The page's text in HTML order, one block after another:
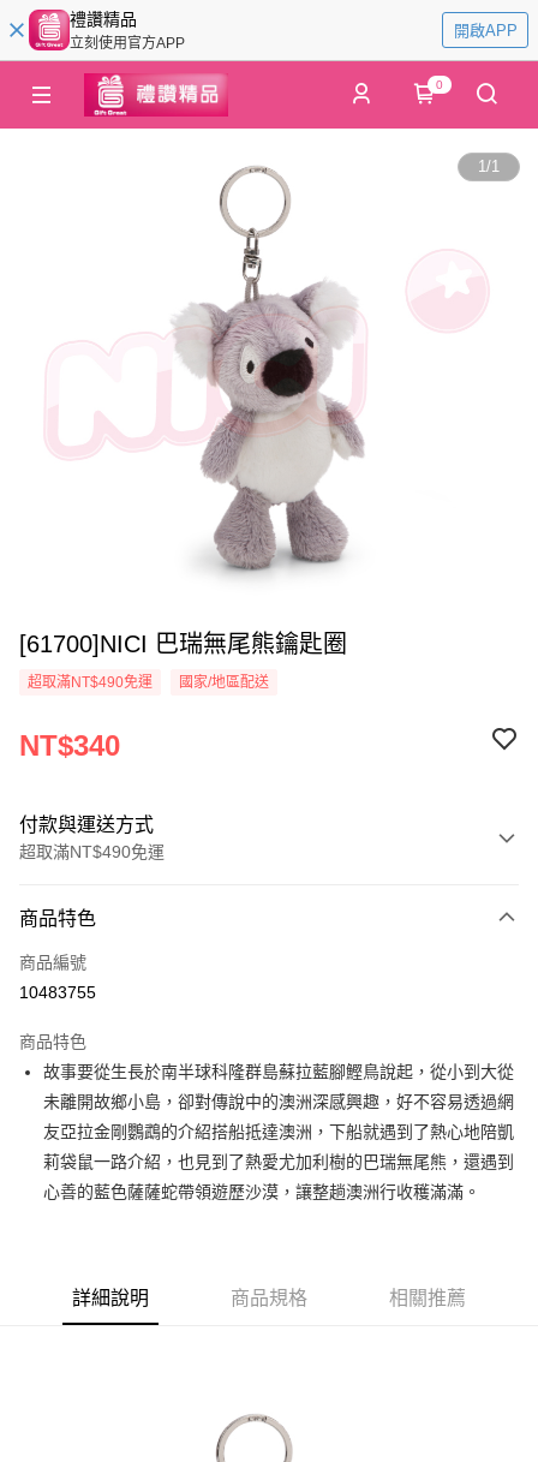
禮讚精品
立刻使用官方APP
開啟APP
0
1/1
[61700]NICI 巴瑞無尾熊鑰匙圈
超取滿NT$490免運 國家/地區配送
NT$340
付款與運送方式
超取滿NT$490免運
信用卡一次付款
超商取貨付款
Apple Pay
街口支付
悠遊付
AFTEE先享後付
便利好安心！
１．簡單：不需註冊會員、不需綁卡、不需儲值。
１．於結帳方式選擇「AFTEE先享後付」後，將跳轉至「AFTEE先享後付」
結帳頁面，進行簡訊認證並確認金額後，即可完成結帳。
商品特色
商品編號
10483755
商品特色
故事要從生長於南半球科隆群島蘇拉藍腳鰹鳥說起，從小到大從
未離開故鄉小島，卻對傳說中的澳洲深感興趣，好不容易透過網
友亞拉金剛鸚鵡的介紹搭船抵達澳洲，下船就遇到了熱心地陪凱
莉袋鼠一路介紹，也見到了熱愛尤加利樹的巴瑞無尾熊，還遇到
心善的藍色薩薩蛇帶領遊歷沙漠，讓整趟澳洲行收穫滿滿。
詳細說明 商品規格 相關推薦